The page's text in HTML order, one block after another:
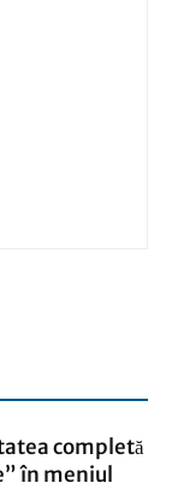
completă
în meniul